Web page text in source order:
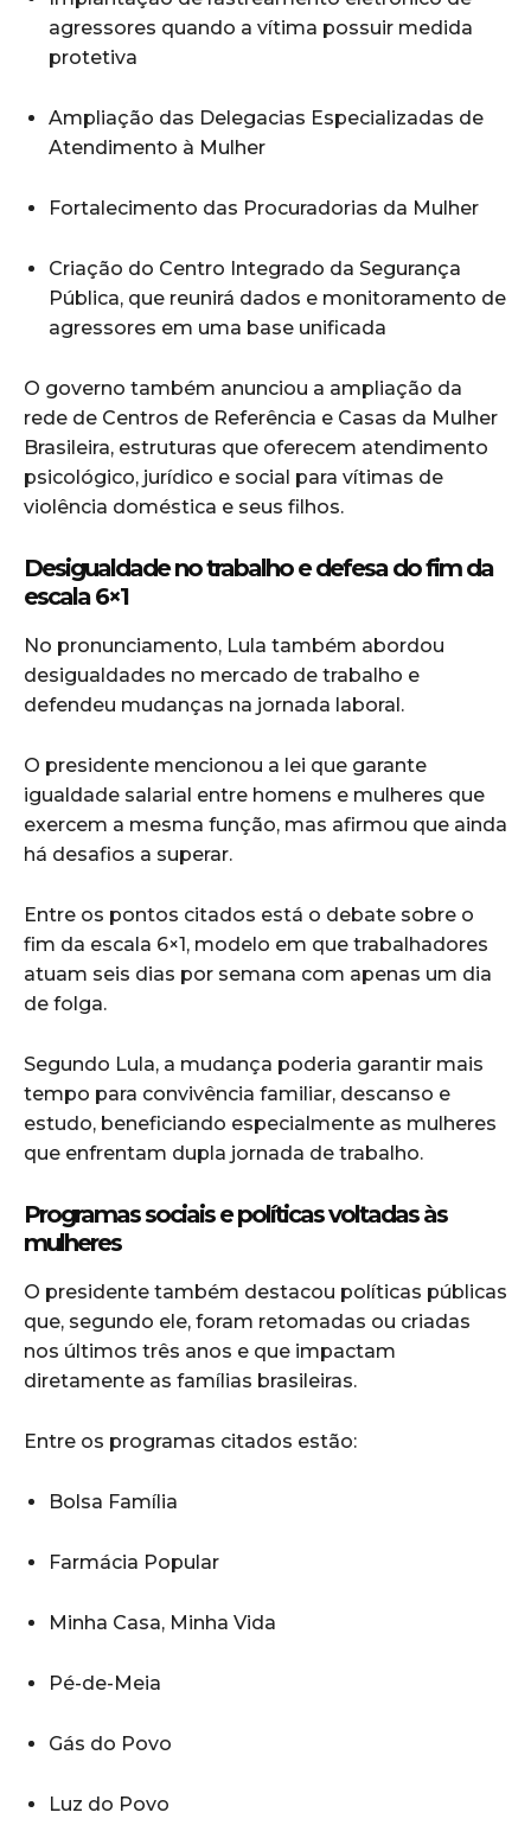
agressores quando a vítima possuir medida
protetiva
Ampliação das Delegacias Especializadas de
Atendimento à Mulher
Fortalecimento das Procuradorias da Mulher
Criação do Centro Integrado da Segurança
Pública, que reunirá dados e monitoramento de
agressores em uma base unificada
O governo também anunciou a ampliação da
rede de Centros de Referência e Casas da Mulher
Brasileira, estruturas que oferecem atendimento
psicológico, jurídico e social para vítimas de
violência doméstica e seus filhos.
Desigualdade no trabalho e defesa do fim da
escala 6×1
No pronunciamento, Lula também abordou
desigualdades no mercado de trabalho e
defendeu mudanças na jornada laboral.
O presidente mencionou a lei que garante
igualdade salarial entre homens e mulheres que
exercem a mesma função, mas afirmou que ainda
há desafios a superar.
Entre os pontos citados está o debate sobre o
fim da escala 6×1, modelo em que trabalhadores
atuam seis dias por semana com apenas um dia
de folga.
Segundo Lula, a mudança poderia garantir mais
tempo para convivência familiar, descanso e
estudo, beneficiando especialmente as mulheres
que enfrentam dupla jornada de trabalho.
Programas sociais e políticas voltadas às
mulheres
O presidente também destacou políticas públicas
que, segundo ele, foram retomadas ou criadas
nos últimos três anos e que impactam
diretamente as famílias brasileiras.
Entre os programas citados estão:
Bolsa Família
Farmácia Popular
Minha Casa, Minha Vida
Pé-de-Meia
Gás do Povo
Luz do Povo